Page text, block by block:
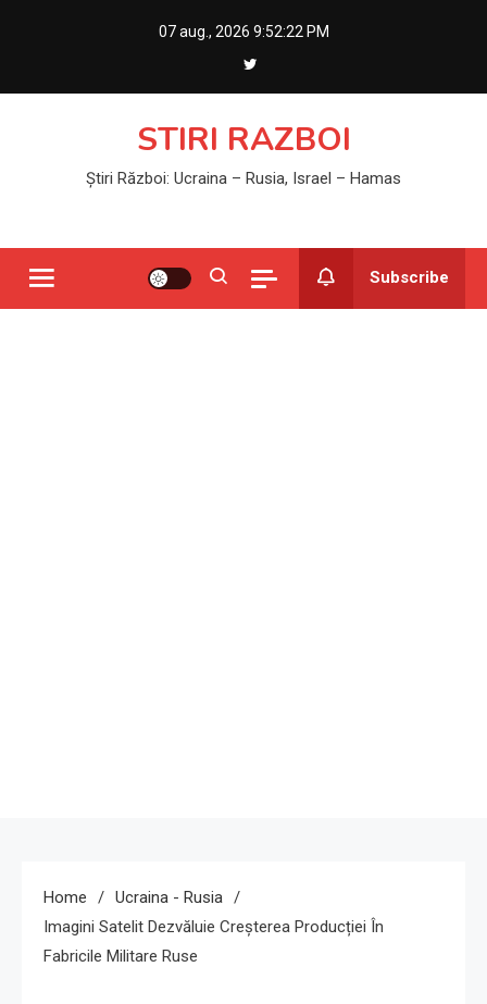
07 aug., 2026 9:52:23 PM
STIRI RAZBOI
Știri Război: Ucraina – Rusia, Israel – Hamas
Subscribe
Home
Ucraina - Rusia
Imagini Satelit Dezvăluie Creșterea Producției În
Fabricile Militare Ruse